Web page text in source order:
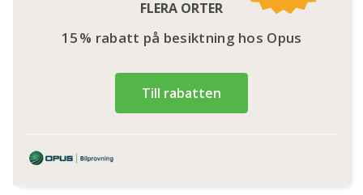
FLERA ORTER
15 % rabatt på besiktning hos Opus
Till rabatten